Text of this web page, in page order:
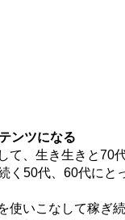
ンツになる
、生き生きと70
く50代、60代にと
使いこなして稼ぎ